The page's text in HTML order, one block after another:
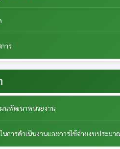
าร
นพัฒนาหน่วยงาน
การดำเนินงานและการใช้จ่ายงบประมา